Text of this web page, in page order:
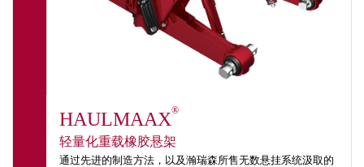
HAULMAAX®
轻量化重载橡胶悬架
通过先进的制造方法，以及瀚瑞森所售无数悬挂系统汲取的